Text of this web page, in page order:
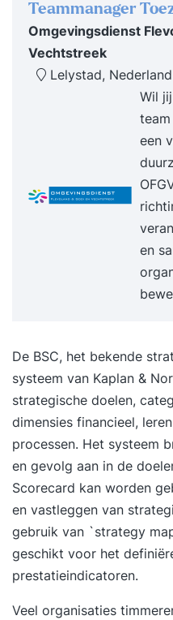
strategie vertalen naar
(strategy map)
benoemen De rol van
SMART doelstellingen
indicatoren opstellen
scorecard in uw
Verbeteracties
verbeteragenda
in een management-
directeur Financieel
personeelszaken
Beleidsmedewerker Lesvorm:Interactief in klein
een strategiekaart en
stellen De strategie
zetten in acties en de
te meten Je kent de
een Balanced
Teammanager
Omgevingsdienst
Vechtstreek
Lelystad, Nederland
Wil
een
en
De BSC, het bekende
systeem van Kaplan &
strategische doelen,
dimensies financieel,
processen. Het systeem
en gevolg aan in de
Scorecard kan worden
en vastleggen van
gebruik van `strategy
geschikt voor het
prestatieindicatoren.
Veel organisaties